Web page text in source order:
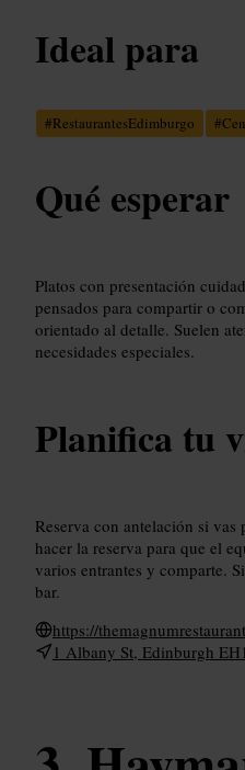
Ideal para
#RestaurantesEdimburgo #
Qué esperar
Platos con presentación
pensados para compartir o
orientado al detalle. Suelen
necesidades especiales.
Planifica tu
Reserva con antelación si
hacer la reserva para que el
varios entrantes y comparte.
bar.
https://
1 Albany St, Edinburgh